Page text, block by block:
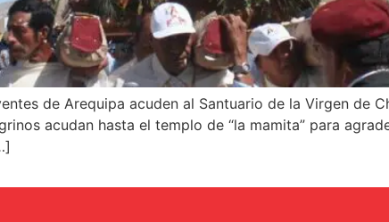
de Arequipa acuden al Santuario de la Virgen de
acudan hasta el templo de “la mamita” para